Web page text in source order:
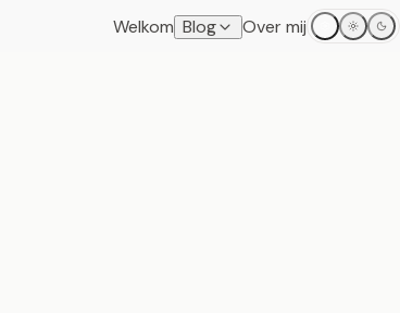
Welkom Blog Over mij